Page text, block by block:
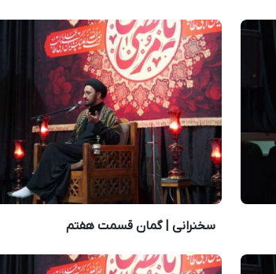
سخنرانی | گمان قسمت هفتم